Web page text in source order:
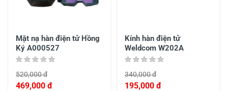
Mặt nạ hàn điện tử Hồng
Ký A000527
520,000 đ
469,000 đ
Kính hàn điện tử
Weldcom W202A
340,000 đ
195,000 đ